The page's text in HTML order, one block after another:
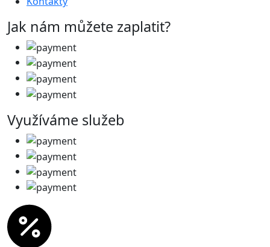
Jak nám můžete zaplatit?
Využíváme služeb